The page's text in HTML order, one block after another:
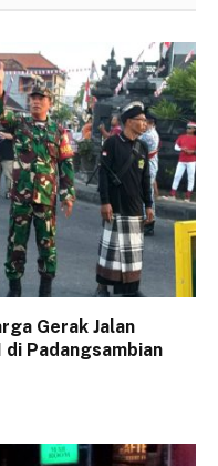
Gerak Jalan
di Padangsambian